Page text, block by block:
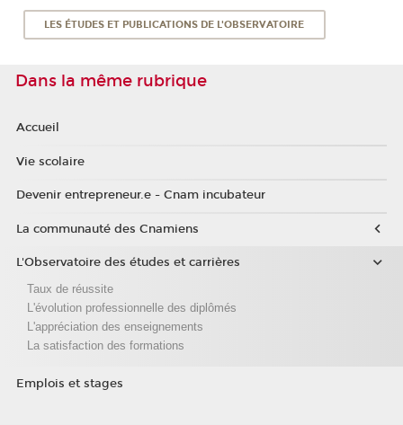
LES ÉTUDES ET PUBLICATIONS DE L'OBSERVATOIRE
Dans la même rubrique
Accueil
Vie scolaire
Devenir entrepreneur.e - Cnam incubateur
La communauté des Cnamiens
L'Observatoire des études et carrières
Taux de réussite
L'évolution professionnelle des diplômés
L'appréciation des enseignements
La satisfaction des formations
Emplois et stages